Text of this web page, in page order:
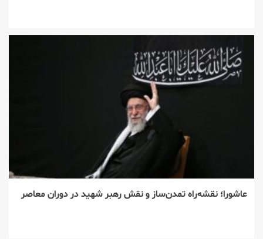
عاشورا؛ نقشه‌راه تمدن‌ساز و نقش رهبر شهید در دوران معاصر